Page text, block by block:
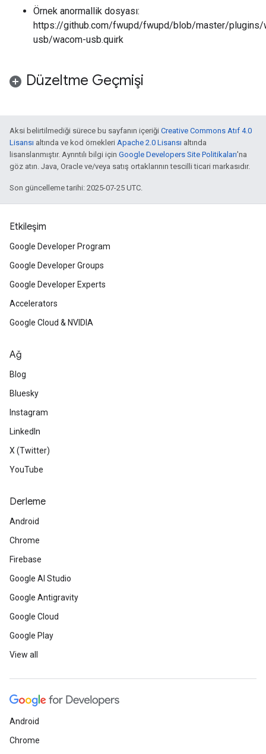
Örnek anormallik dosyası:
https://github.com/fwupd/fwupd/blob/master/plugins/
usb/wacom-usb.quirk
Düzeltme Geçmişi
Aksi belirtilmediği sürece bu sayfanın içeriği Creative Commons Atıf 4.0
Lisansı altında ve kod örnekleri Apache 2.0 Lisansı altında
lisanslanmıştır. Ayrıntılı bilgi için Google Developers Site Politikaları'na
göz atın. Java, Oracle ve/veya satış ortaklarının tescilli ticari markasıdır.
Son güncelleme tarihi: 2025-07-25 UTC.
Etkileşim
Google Developer Program
Google Developer Groups
Google Developer Experts
Accelerators
Google Cloud & NVIDIA
Ağ
Blog
Bluesky
Instagram
LinkedIn
X (Twitter)
YouTube
Derleme
Android
Chrome
Firebase
Google AI Studio
Google Antigravity
Google Cloud
Google Play
View all
Android
Chrome